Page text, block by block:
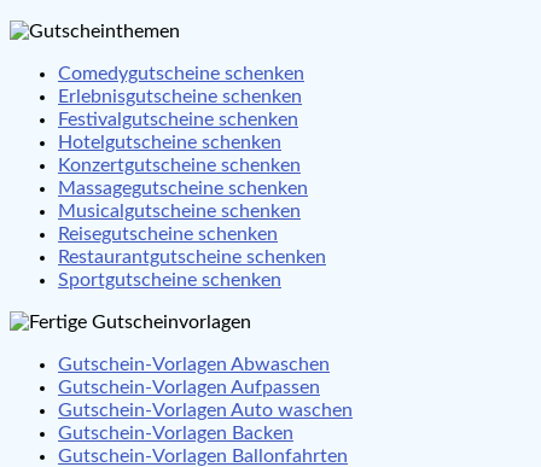
Comedygutscheine schenken
Erlebnisgutscheine schenken
Festivalgutscheine schenken
Hotelgutscheine schenken
Konzertgutscheine schenken
Massagegutscheine schenken
Musicalgutscheine schenken
Reisegutscheine schenken
Restaurantgutscheine schenken
Sportgutscheine schenken
Gutschein-Vorlagen Abwaschen
Gutschein-Vorlagen Aufpassen
Gutschein-Vorlagen Auto waschen
Gutschein-Vorlagen Backen
Gutschein-Vorlagen Ballonfahrten